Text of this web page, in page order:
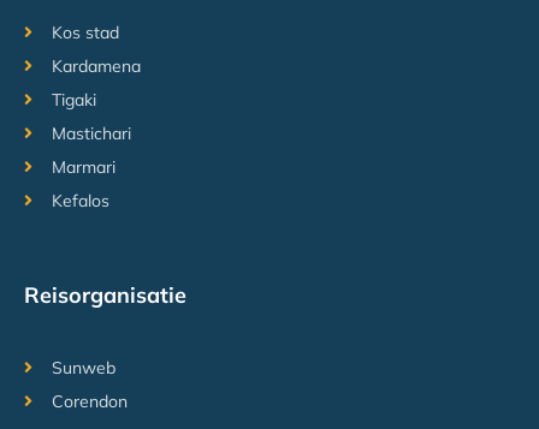
Kos stad
Kardamena
Tigaki
Mastichari
Marmari
Kefalos
Reisorganisatie
Sunweb
Corendon